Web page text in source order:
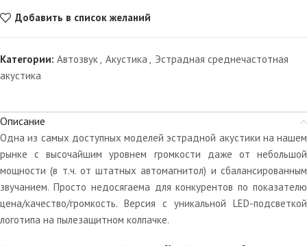
Добавить в список желаний
Категории: Автозвук Акустика
Эстрадная среднечастотная
акустика
Описание
Одна из самых доступных моделей эстрадной акустики на нашем
рынке с высочайшим уровнем громкости даже от небольшой
мощности (в т.ч. от штатных автомагнитол) и сбалансированным
звучанием. Просто недосягаема для конкурентов по показателю
цена/качество/громкость. Версия с уникальной LED-подсветкой
логотипа на пылезащитном колпачке.